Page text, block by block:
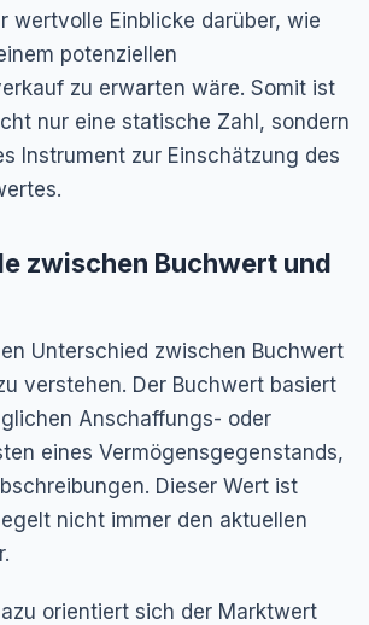
wertvolle Einblicke darüber, wie
potenziellen
zu erwarten wäre. Somit ist
nur eine statische Zahl, sondern
Instrument zur Einschätzung des
zwischen Buchwert und
Unterschied zwischen Buchwert
verstehen. Der Buchwert basiert
Anschaffungs- oder
eines Vermögensgegenstands,
Dieser Wert ist
nicht immer den aktuellen
orientiert sich der Marktwert